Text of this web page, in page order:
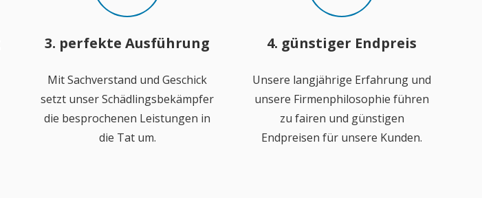
3. perfekte Ausführung
Mit Sachverstand und Geschick
setzt unser Schädlingsbekämpfer
die besprochenen Leistungen in
die Tat um.
4. günstiger Endpreis
Unsere langjährige Erfahrung und
unsere Firmenphilosophie führen
zu fairen und günstigen
Endpreisen für unsere Kunden.